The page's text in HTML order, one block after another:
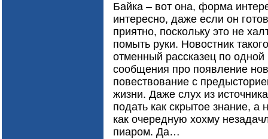
Байка – вот она, форма
интересно, даже если он
приятно, поскольку это не
помыть руки. Новостник
отменный рассказец по
сообщения про появление
повествование с
жизни. Даже слух из
подать как скрытое знание, а
как очередную хохму
пиаром. Да…